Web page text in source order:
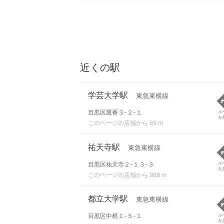
近くの駅
学芸大学駅 東急東横線
目黒区鷹番３-２-１
このページの店舗から 69 m
ル
を
祐天寺駅 東急東横線
目黒区祐天寺２-１３-３
このページの店舗から 988 m
ル
を
都立大学駅 東急東横線
目黒区中根１-５-１
ル
を